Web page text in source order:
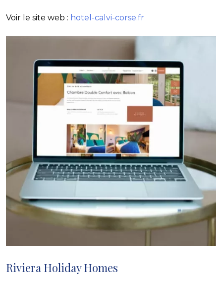
Voir le site web : hotel-calvi-corse.fr
Riviera Holiday Homes